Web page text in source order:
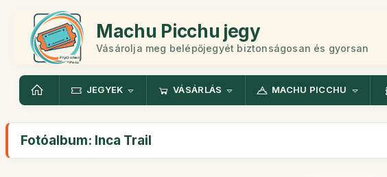
Machu Picchu jegy
Vásárolja meg belépőjegyét biztonságosan és gyorsan
JEGYEK VÁSÁRLÁS MACHU PICCHU
Fotóalbum: Inca Trail